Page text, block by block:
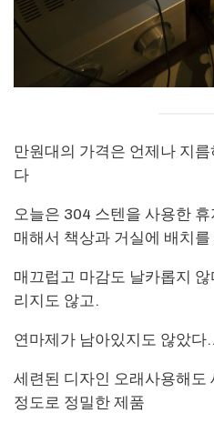
만원대의 가격은 언제나 지
다
오늘은 304 스텐을 사용한
매해서 책상과 거실에 배치
매끄럽고 마감도 날카롭지
리지도 않고.
연마제가 남아있지도 않았다..
세련된 디자인 오래사용해도
정도로 정밀한 제품